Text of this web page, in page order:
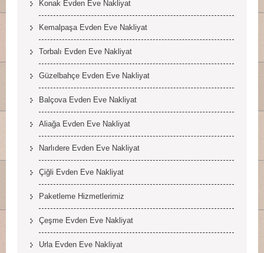
Konak Evden Eve Nakliyat
Kemalpaşa Evden Eve Nakliyat
Torbalı Evden Eve Nakliyat
Güzelbahçe Evden Eve Nakliyat
Balçova Evden Eve Nakliyat
Aliağa Evden Eve Nakliyat
Narlıdere Evden Eve Nakliyat
Çiğli Evden Eve Nakliyat
Paketleme Hizmetlerimiz
Çeşme Evden Eve Nakliyat
Urla Evden Eve Nakliyat